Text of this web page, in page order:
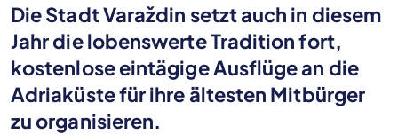
Die Stadt Varaždin setzt auch in diesem
Jahr die lobenswerte Tradition fort,
kostenlose eintägige Ausflüge an die
Adriaküste für ihre ältesten Mitbürger
zu organisieren.